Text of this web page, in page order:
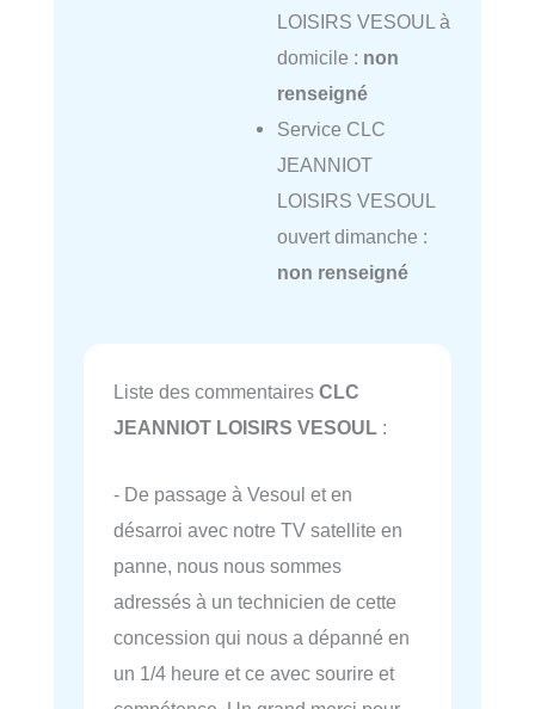
LOISIRS VESOUL à
domicile : non
renseigné
Service CLC
JEANNIOT
LOISIRS VESOUL
ouvert dimanche :
non renseigné
Liste des commentaires CLC
JEANNIOT LOISIRS VESOUL :
- De passage à Vesoul et en
désarroi avec notre TV satellite en
panne, nous nous sommes
adressés à un technicien de cette
concession qui nous a dépanné en
un 1/4 heure et ce avec sourire et